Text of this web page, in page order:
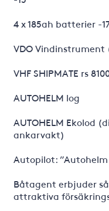
4 x 185ah batterier -
VDO Vindinstrument
VHF SHIPMATE rs
AUTOHELM log
AUTOHELM Ekolod
ankarvakt)
Autopilot: ”Autohelm
Båtagent erbjuder
attraktiva